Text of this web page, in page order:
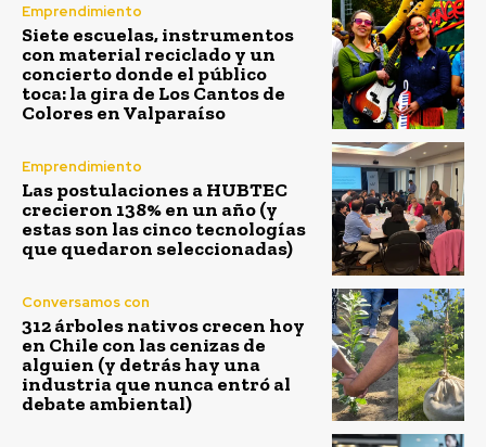
Emprendimiento
Siete escuelas, instrumentos
con material reciclado y un
concierto donde el público
toca: la gira de Los Cantos de
Colores en Valparaíso
Emprendimiento
Las postulaciones a HUBTEC
crecieron 138% en un año (y
estas son las cinco tecnologías
que quedaron seleccionadas)
Conversamos con
312 árboles nativos crecen hoy
en Chile con las cenizas de
alguien (y detrás hay una
industria que nunca entró al
debate ambiental)